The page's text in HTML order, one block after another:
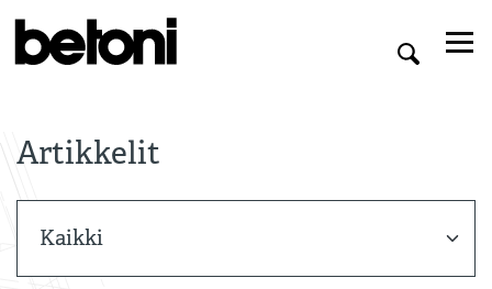
Artikkelit